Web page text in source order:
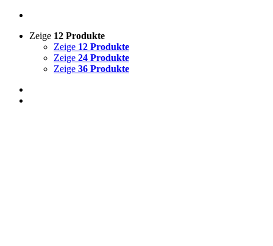
Zeige 12 Produkte
Zeige 12 Produkte
Zeige 24 Produkte
Zeige 36 Produkte